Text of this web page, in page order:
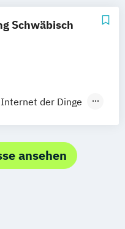
Schwäbisch
Internet der Dinge
ansehen